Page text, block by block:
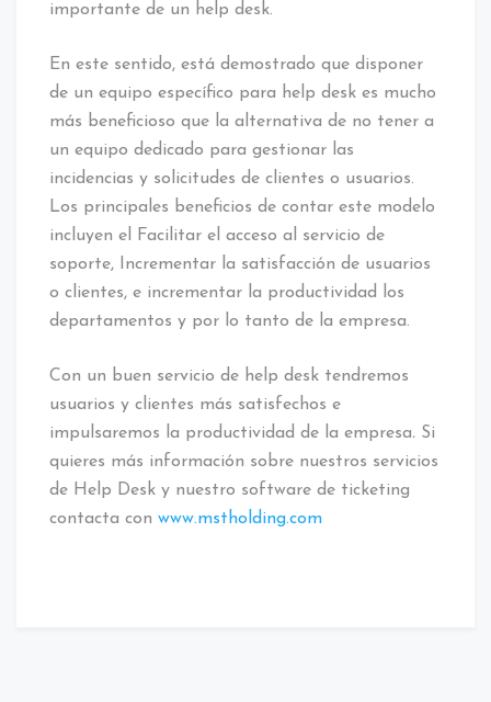
importante de un help desk.
En este sentido, está demostrado que disponer
de un equipo específico para help desk es mucho
más beneficioso que la alternativa de no tener a
un equipo dedicado para gestionar las
incidencias y solicitudes de clientes o usuarios.
Los principales beneficios de contar este modelo
incluyen el Facilitar el acceso al servicio de
soporte, Incrementar la satisfacción de usuarios
o clientes, e incrementar la productividad los
departamentos y por lo tanto de la empresa.
Con un buen servicio de help desk tendremos
usuarios y clientes más satisfechos e
impulsaremos la productividad de la empresa. Si
quieres más información sobre nuestros servicios
de Help Desk y nuestro software de ticketing
contacta con www.mstholding.com